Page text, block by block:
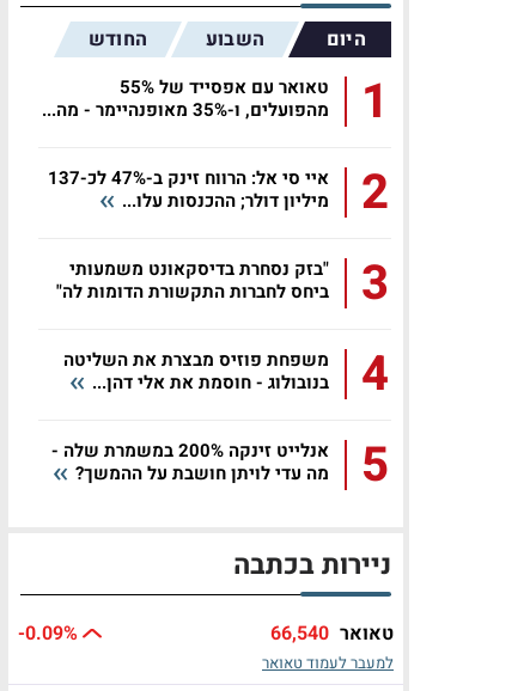
היום השבוע החודש
1
טאואר עם אפסייד של 55%
מהפועלים, ו-35% מאופנהיימר - מה...
2
איי סי אל: הרווח זינק ב-47% לכ-137
מיליון דולר; ההכנסות עלו...
3
"בזק נסחרת בדיסקאונט משמעותי
ביחס לחברות התקשורת הדומות לה"
4
משפחת פוזיס מבצרת את השליטה
בנובולוג - חוסמת את אלי דהן...
5
אנלייט זינקה 200% במשמרת שלה -
מה עדי לויתן חושבת על ההמשך?
ניירות בכתבה
טאואר 66,540
-0.09%
למעבר לעמוד טאואר